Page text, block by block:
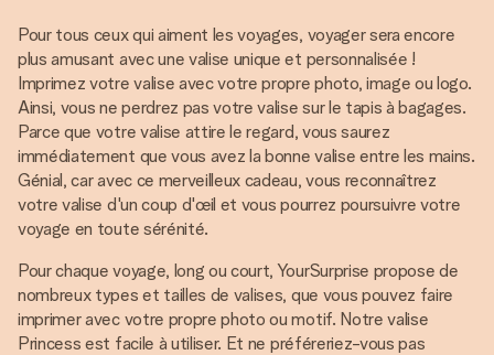
Pour tous ceux qui aiment les voyages, voyager sera encore
plus amusant avec une valise unique et personnalisée !
Imprimez votre valise avec votre propre photo, image ou logo.
Ainsi, vous ne perdrez pas votre valise sur le tapis à bagages.
Parce que votre valise attire le regard, vous saurez
immédiatement que vous avez la bonne valise entre les mains.
Génial, car avec ce merveilleux cadeau, vous reconnaîtrez
votre valise d'un coup d'œil et vous pourrez poursuivre votre
voyage en toute sérénité.
Pour chaque voyage, long ou court, YourSurprise propose de
nombreux types et tailles de valises, que vous pouvez faire
imprimer avec votre propre photo ou motif. Notre valise
Princess est facile à utiliser. Et ne préféreriez-vous pas